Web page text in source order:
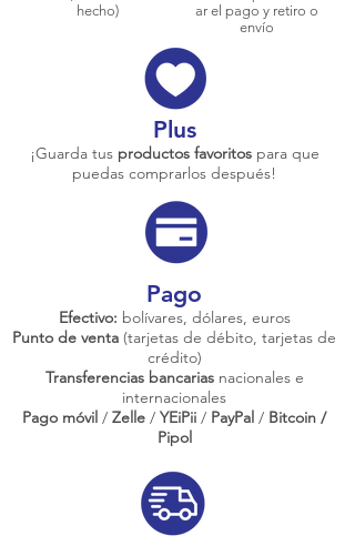
hecho)
ar el pago y retiro o
envío
Plus
¡Guarda tus productos favoritos para que
puedas comprarlos después!
Pago
Efectivo: bolívares, dólares, euros
Punto de venta (tarjetas de débito, tarjetas de
crédito)
Transferencias bancariasnacionales e
internacionales
Pago móvil / Zelle / YEiPii / PayPal / Bitcoin /
Pipol